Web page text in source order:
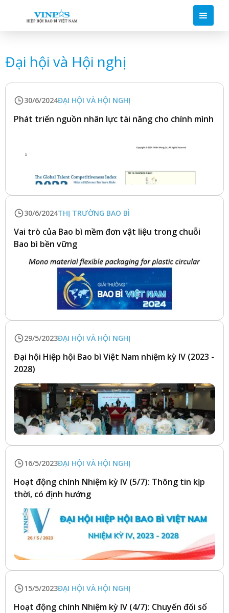
Đại hội và Hội nghị
30/6/2024ĐẠI HỘI VÀ HỘI NGHỊ
Phát triển nguồn nhân lực tài năng cho chính mình
30/6/2024THỊ TRƯỜNG BAO BÌ
Vai trò của Bao bì mềm đơn vật liệu trong chuỗi
Bao bì bền vững
29/5/2023ĐẠI HỘI VÀ HỘI NGHỊ
Đại hội Hiệp hội Bao bì Việt Nam nhiệm kỳ IV (2023 -
2028)
16/5/2023ĐẠI HỘI VÀ HỘI NGHỊ
Hoạt động chính Nhiệm kỳ IV (5/7): Thông tin kịp
thời, có định hướng
15/5/2023ĐẠI HỘI VÀ HỘI NGHỊ
Hoạt động chính Nhiệm kỳ IV (4/7): Chuyển đổi số